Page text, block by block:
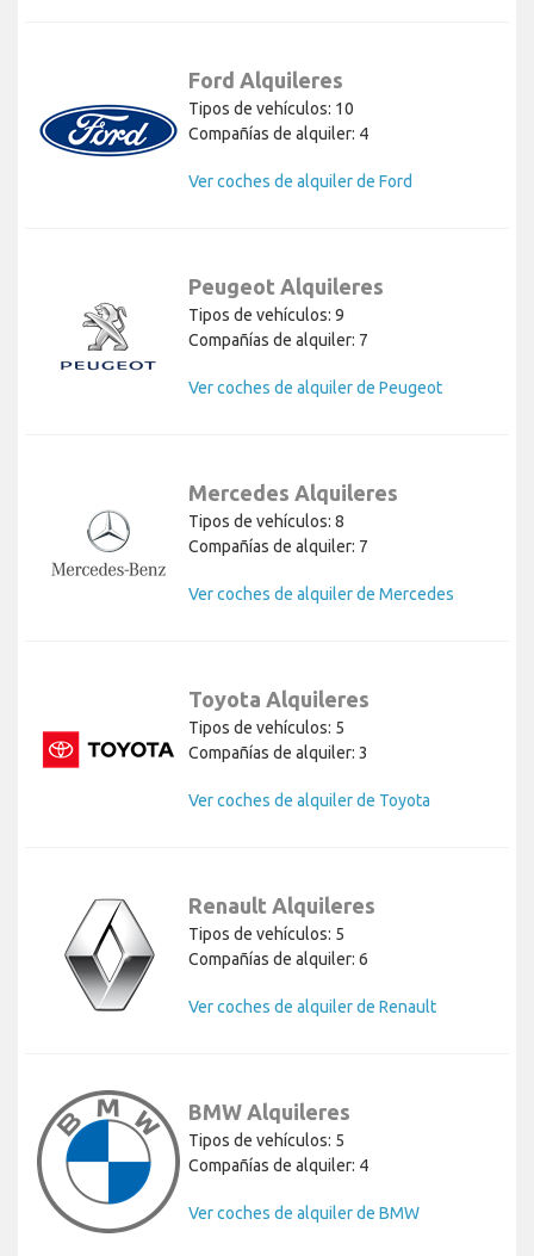
Ford Alquileres
Tipos de vehículos: 10
Compañías de alquiler: 4
Ver coches de alquiler de Ford
Peugeot Alquileres
Tipos de vehículos: 9
Compañías de alquiler: 7
Ver coches de alquiler de Peugeot
Mercedes Alquileres
Tipos de vehículos: 8
Compañías de alquiler: 7
Ver coches de alquiler de Mercedes
Toyota Alquileres
Tipos de vehículos: 5
Compañías de alquiler: 3
Ver coches de alquiler de Toyota
Renault Alquileres
Tipos de vehículos: 5
Compañías de alquiler: 6
Ver coches de alquiler de Renault
BMW Alquileres
Tipos de vehículos: 5
Compañías de alquiler: 4
Ver coches de alquiler de BMW